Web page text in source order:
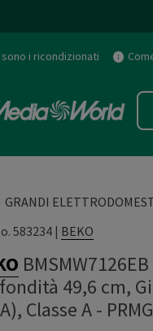
sono i ricondizionati
GRANDI
583234 | BEKO
49,6 cm,
Classe A -